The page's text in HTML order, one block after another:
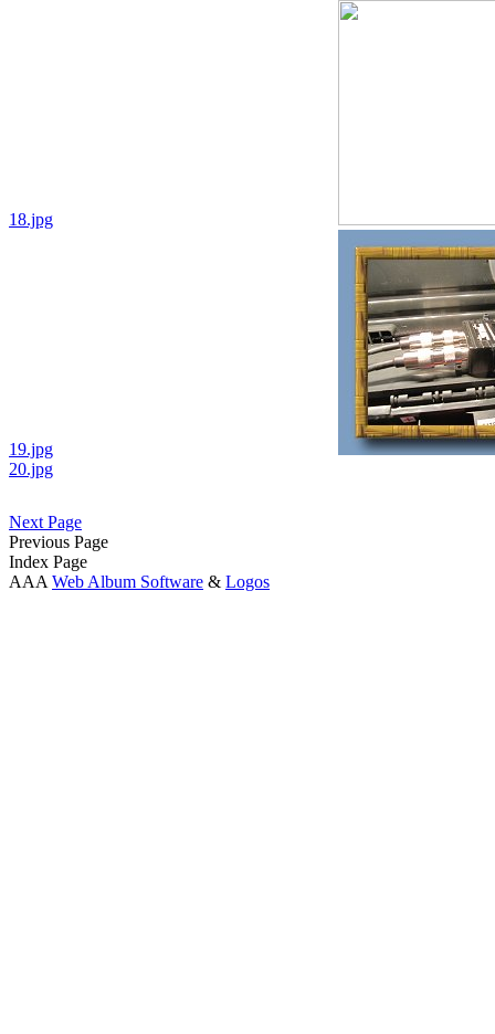
18.jpg
19.jpg
20.jpg
Next Page
Previous Page
Index Page
AAA Web Album Software & Logos